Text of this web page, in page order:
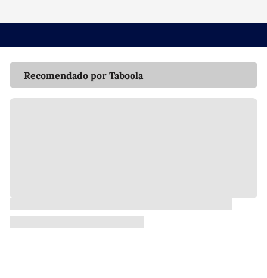
Recomendado por Taboola